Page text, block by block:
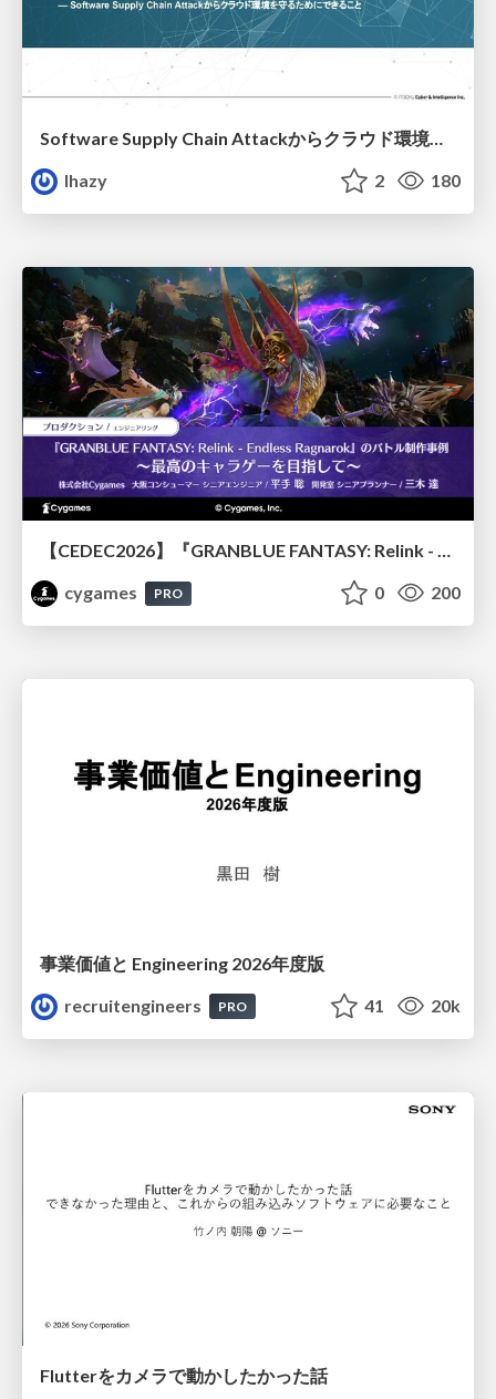
Software Supply Chain Attackからクラウド環境を守るためにできること
lhazy
2 180
【CEDEC2026】『GRANBLUE FANTASY: Relink - Endless Ragnarok』のバトル制作事例 ～最高のキャラゲーを目指して～
cygames
PRO 0 200
事業価値と Engineering 2026年度版
recruitengineers
PRO 41 20k
Flutterをカメラで動かしたかった話